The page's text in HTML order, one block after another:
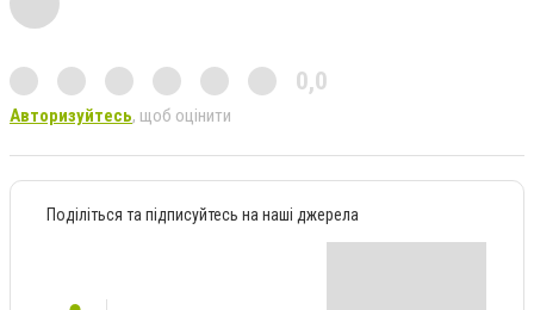
0,0
Авторизуйтесь, щоб оцінити
Поділіться та підписуйтесь на наші джерела